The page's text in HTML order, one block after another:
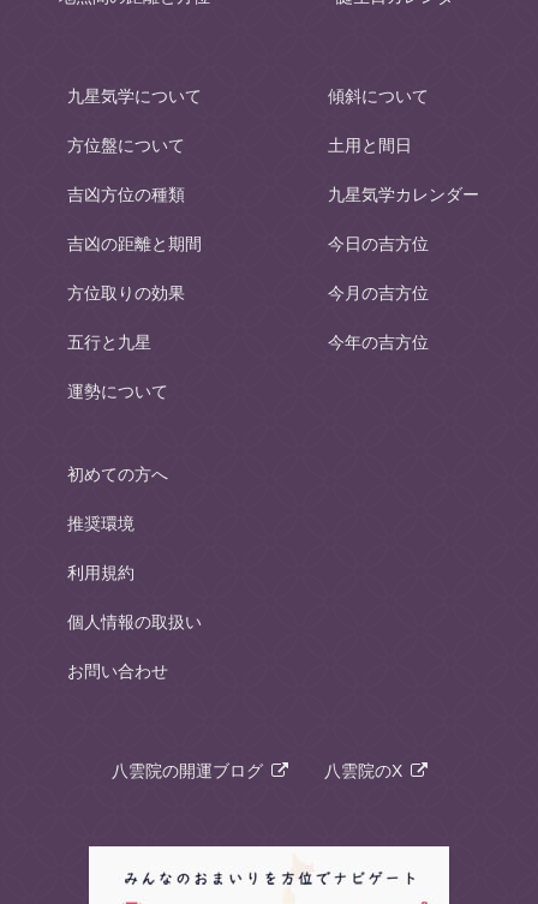
九星気学について
方位盤について
吉凶方位の種類
吉凶の距離と期間
方位取りの効果
五行と九星
運勢について
傾斜について
土用と間日
九星気学カレンダー
今日の吉方位
今月の吉方位
今年の吉方位
初めての方へ
推奨環境
利用規約
個人情報の取扱い
お問い合わせ
八雲院の開運ブログ 八雲院のX